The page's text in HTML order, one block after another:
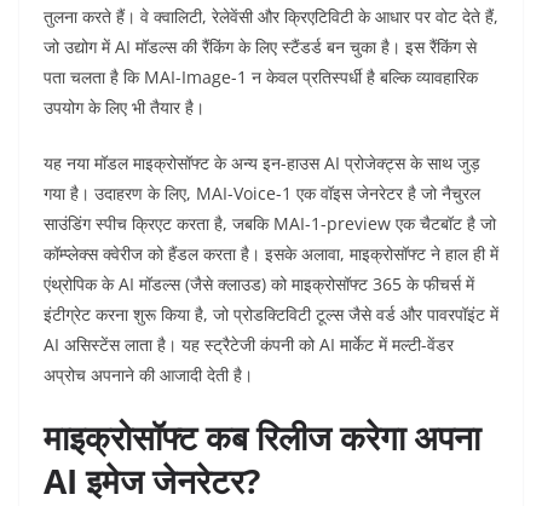
तुलना करते हैं। वे क्वालिटी, रेलेवेंसी और क्रिएटिविटी के आधार पर वोट देते हैं,
जो उद्योग में AI मॉडल्स की रैंकिंग के लिए स्टैंडर्ड बन चुका है। इस रैंकिंग से
पता चलता है कि MAI-Image-1 न केवल प्रतिस्पर्धी है बल्कि व्यावहारिक
उपयोग के लिए भी तैयार है।
यह नया मॉडल माइक्रोसॉफ्ट के अन्य इन-हाउस AI प्रोजेक्ट्स के साथ जुड़
गया है। उदाहरण के लिए, MAI-Voice-1 एक वॉइस जेनरेटर है जो नैचुरल
साउंडिंग स्पीच क्रिएट करता है, जबकि MAI-1-preview एक चैटबॉट है जो
कॉम्प्लेक्स क्वेरीज को हैंडल करता है। इसके अलावा, माइक्रोसॉफ्ट ने हाल ही में
एंथ्रोपिक के AI मॉडल्स (जैसे क्लाउड) को माइक्रोसॉफ्ट 365 के फीचर्स में
इंटीग्रेट करना शुरू किया है, जो प्रोडक्टिविटी टूल्स जैसे वर्ड और पावरपॉइंट में
AI असिस्टेंस लाता है। यह स्ट्रैटेजी कंपनी को AI मार्केट में मल्टी-वेंडर
अप्रोच अपनाने की आजादी देती है।
माइक्रोसॉफ्ट कब रिलीज करेगा अपना
AI इमेज जेनरेटर?